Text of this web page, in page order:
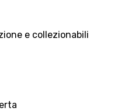
e collezionabili